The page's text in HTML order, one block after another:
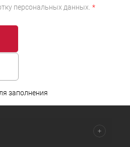
персональных данных. *
заполнения